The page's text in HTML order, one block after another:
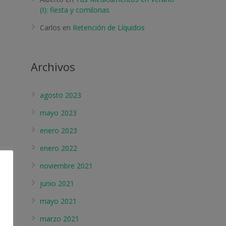
(I): fiesta y comilonas
Carlos en Retención de Líquidos
Archivos
agosto 2023
mayo 2023
enero 2023
enero 2022
noviembre 2021
junio 2021
mayo 2021
marzo 2021